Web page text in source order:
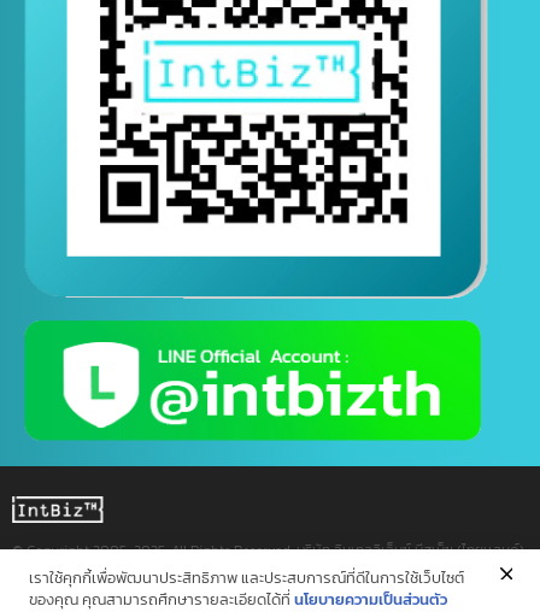
ติดต่อสอบถามทางไลน์
( ติดต่อสอบถามได้ตอลอด 24 ชั่วโมง )